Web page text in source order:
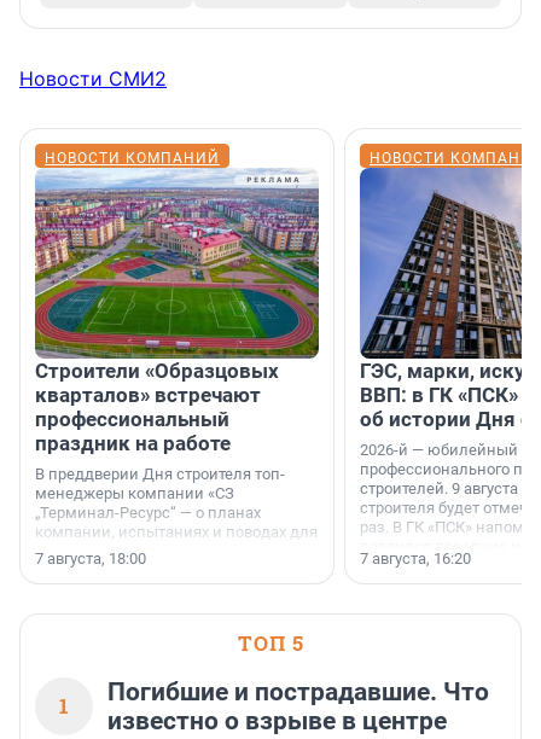
Новости СМИ2
НОВОСТИ КОМПАНИЙ
Строители «Образцовых
кварталов» встречают
профессиональный
праздник на работе
В преддверии Дня строителя топ-
менеджеры компании «СЗ
„Терминал-Ресурс“ — о планах
компании, испытаниях и поводах для
осторожного оптимизма.
7 августа, 18:00
НОВОСТИ
ГЭС, марки,
ВВП: в ГК «ПСК»
об истории Дня
2026-й — юбилейный
профессионального
строителей. 9 августа
строителя будет
раз. В ГК «ПСК»
поменялась роль
7 августа, 16:20
ТОП 5
1
Погибшие и пострадавшие. Что
известно о взрыве в центре